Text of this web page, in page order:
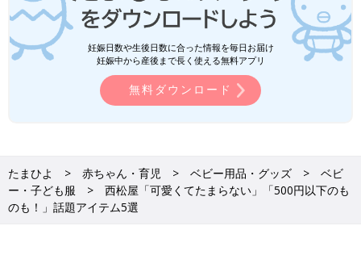
妊娠日数や生後日数に合った情報を毎日お届け
妊娠中から産後まで長く使える無料アプリ
無料ダウンロード
たまひよ 赤ちゃん・育児 ベビー用品・グッズ
ベビ
ー・子ども服
西松屋「可愛くてたまらない」「500円以下のも
のも！」話題アイテム5選